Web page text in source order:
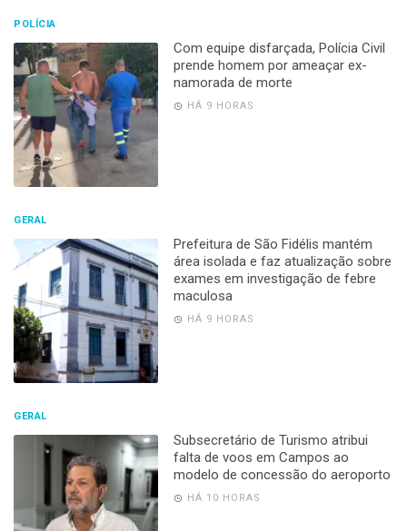
POLÍCIA
Com equipe disfarçada, Polícia Civil
prende homem por ameaçar ex-
namorada de morte
HÁ 9 HORAS
GERAL
Prefeitura de São Fidélis mantém
área isolada e faz atualização sobre
exames em investigação de febre
maculosa
HÁ 9 HORAS
GERAL
Subsecretário de Turismo atribui
falta de voos em Campos ao
modelo de concessão do aeroporto
HÁ 10 HORAS